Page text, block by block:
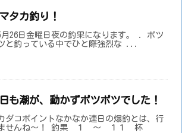
タカ釣り！
26日金曜日夜の釣果になります。 . ポツ
と釣っている中でひと際強烈な ...
も潮が、動かずポツポツでした！
ダコポイントなかなか連日の爆釣とは、行
せんね～！ 釣果 １ ～ １１ 杯